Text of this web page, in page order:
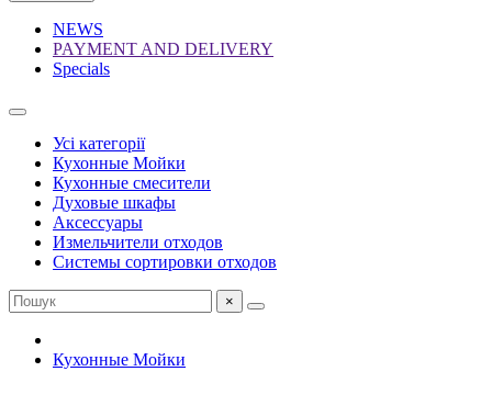
NEWS
PAYMENT AND DELIVERY
Specials
Усі категорії
Кухонные Мойки
Кухонные cмесители
Духовые шкафы
Аксессуары
Измельчители отходов
Системы сортировки отходов
×
Кухонные Мойки